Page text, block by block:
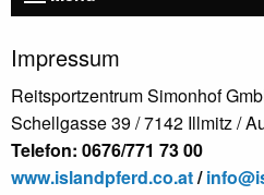
Impressum
Reitsportzentrum Simonhof
Schellgasse 39 / 7142 Illmitz /
Telefon: 0676/771 73 00
www.islandpferd.co.at/